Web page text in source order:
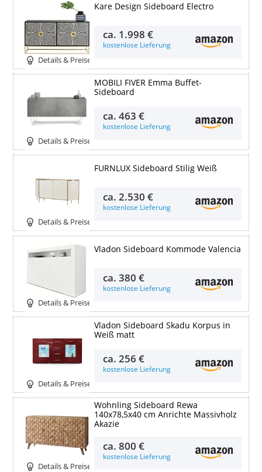
Details & Preise
Kare Design Sideboard Electro
ca. 1.998 €
kostenlose Lieferung
Details & Preise
MOBILI FIVER Emma Buffet-
Sideboard
ca.463 €
kostenlose Lieferung
Details & Preise
FURNLUX Sideboard Stilig Weiß
ca.2.530 €
kostenlose Lieferung
Details & Preise
Vladon Sideboard Kommode Valencia
ca.380 €
kostenlose Lieferung
Details & Preise
Vladon Sideboard Skadu Korpus in
Weiß matt
ca.256 €
kostenlose Lieferung
Details & Preise
Wohnling Sideboard Rewa
140x78,5x40 cm Anrichte Massivholz
Akazie
ca.800 €
kostenlose Lieferung